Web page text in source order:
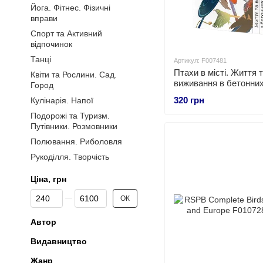
Артикул: F007481
Птахи в місті. Життя
виживання в
320 грн
Йога. Фітнес. Фізичні
вправи
Спорт та Активний
відпочинок
Танці
Квіти та Рослини. Сад.
Город
Кулінарія. Напої
Подорожі та Туризм.
Путівники. Розмовники
Полювання. Риболовля
Рукоділля. Творчість
Ціна, грн
Від Ціна, грн
До Ціна, грн ОК
Автор
Видавництво
Жанр